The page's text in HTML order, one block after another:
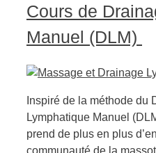
Cours de
Manuel (DLM)
Inspiré de la méthode du
Lymphatique Manuel
prend de plus en plus
communauté de la